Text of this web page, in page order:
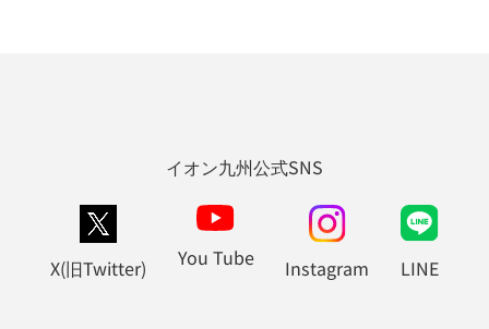
イオン九州公式SNS
X(旧Twitter) You Tube Instagram LINE